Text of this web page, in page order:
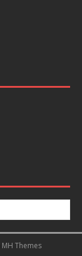
MH Themes